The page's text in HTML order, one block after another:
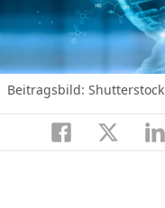
Beitragsbild: Shutterstock